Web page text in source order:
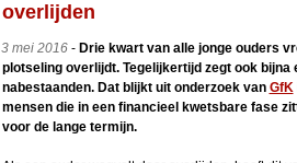
overlijden
3 mei 2016- Drie kwart van alle jonge ouders
plotseling overlijdt. Tegelijkertijd zegt ook
nabestaanden. Dat blijkt uit onderzoek van GfK
mensen die in een financieel kwetsbare fase
voor de lange termijn.